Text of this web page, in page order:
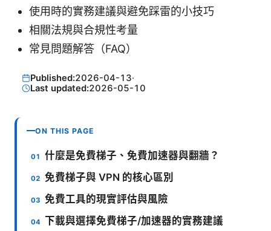
使用時的實務建議與避免踩雷的小技巧
相關法規與合規性考量
常見問題解答（FAQ）
Published:2026-04-13·
Last updated:2026-05-10
ON THIS PAGE
什麼是免費梯子、免費加速器與翻牆？
免費梯子與 VPN 的核心區別
免費工具的現實評估與風險
下載與選擇免費梯子/加速器的實務建議